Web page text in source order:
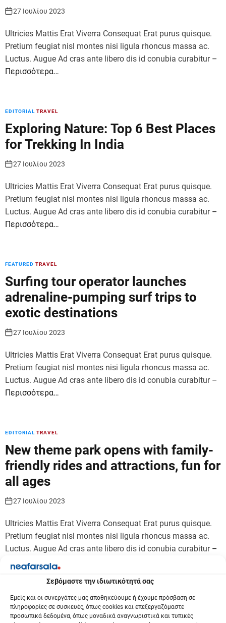
Σεβόμαστε την ιδιωτικότητά σας
Εμείς και οι συνεργάτες μας αποθηκεύουμε ή έχουμε πρόσβαση σε
πληροφορίες σε συσκευές, όπως cookies και επεξεργαζόμαστε
προσωπικά δεδομένα, όπως μοναδικά αναγνωριστικά και τυπικές
27 Ιουλίου 2023
Ultricies Mattis Erat Viverra Consequat Erat purus quisque.
Pretium feugiat nisl montes nisi ligula rhoncus massa ac.
Luctus. Augue Ad cras ante libero dis id conubia curabitur –
Περισσότερα…
EDITORIAL TRAVEL
Exploring Nature: Top 6 Best Places
for Trekking In India
27 Ιουλίου 2023
Ultricies Mattis Erat Viverra Consequat Erat purus quisque.
Pretium feugiat nisl montes nisi ligula rhoncus massa ac.
Luctus. Augue Ad cras ante libero dis id conubia curabitur –
Περισσότερα…
FEATURED TRAVEL
Surfing tour operator launches
adrenaline-pumping surf trips to
exotic destinations
27 Ιουλίου 2023
Ultricies Mattis Erat Viverra Consequat Erat purus quisque.
Pretium feugiat nisl montes nisi ligula rhoncus massa ac.
Luctus. Augue Ad cras ante libero dis id conubia curabitur –
Περισσότερα…
EDITORIAL TRAVEL
New theme park opens with family-
friendly rides and attractions, fun for
all ages
27 Ιουλίου 2023
Ultricies Mattis Erat Viverra Consequat Erat purus quisque.
Pretium feugiat nisl montes nisi ligula rhoncus massa ac.
Luctus. Augue Ad cras ante libero dis id conubia curabitur –
Περισσότερα…
TRAVEL TRENDING
The best countries for solo travel –